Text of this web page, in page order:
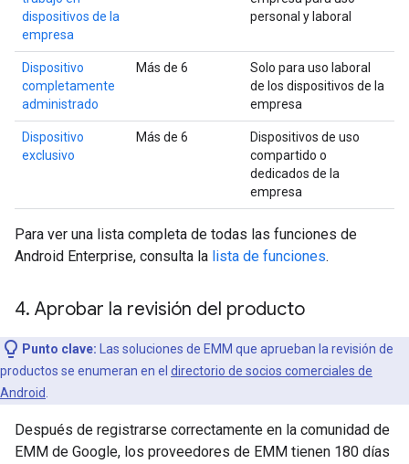
dispositivos de la
empresa
personal y laboral
Dispositivo
completamente
administrado
Más de 6
Solo para uso laboral
de los dispositivos de la
empresa
Dispositivo
exclusivo
Más de 6
Dispositivos de uso
compartido o
dedicados de la
empresa
Para ver una lista completa de todas las funciones de
Android Enterprise, consulta la lista de funciones.
4. Aprobar la revisión del producto
Punto clave: Las soluciones de EMM que aprueban la revisión de
productos se enumeran en el directorio de socios comerciales de
Android
Después de registrarse correctamente en la comunidad de
EMM de Google, los proveedores de EMM tienen 180 días